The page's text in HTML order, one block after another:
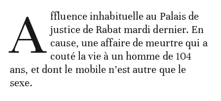
A ffluence inhabituelle au Palais de
justice de Rabat mardi dernier. En
cause, une affaire de meurtre qui a
couté la vie à un homme de 104
ans, et dont le mobile n’est autre que le
sexe.